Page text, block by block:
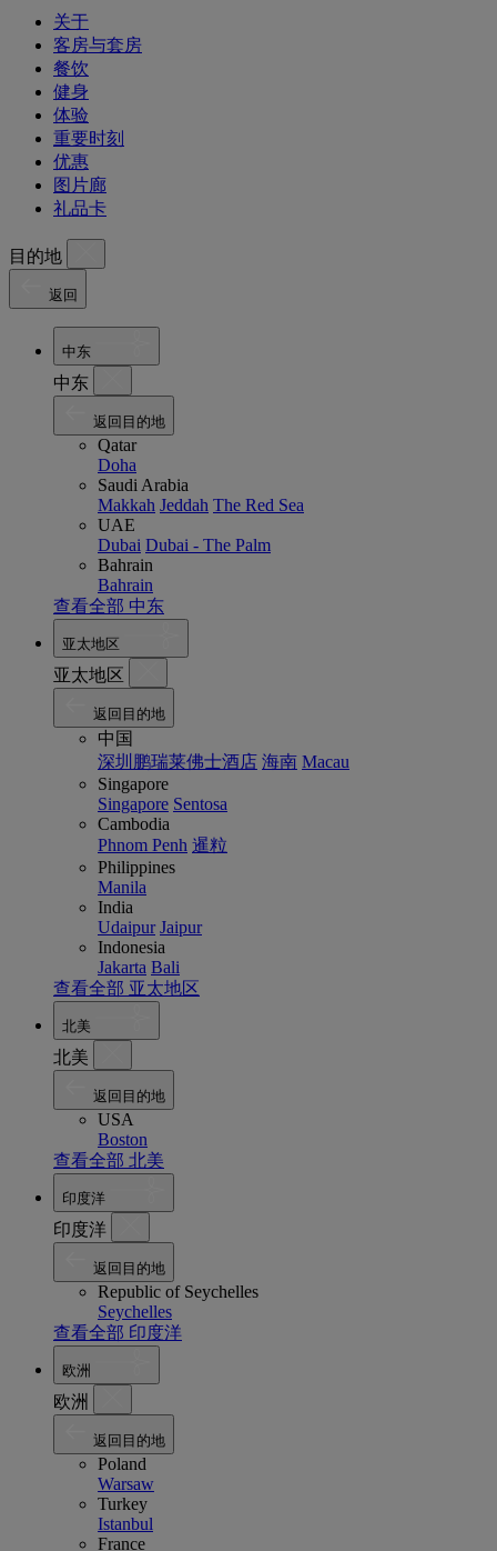
关于
客房与套房
餐饮
健身
体验
重要时刻
优惠
图片廊
礼品卡
目的地
返回
中东
中东
返回目的地
Qatar
Doha
Saudi Arabia
Makkah Jeddah The Red Sea
UAE
Dubai Dubai - The Palm
Bahrain
Bahrain
查看全部 中东
亚太地区
亚太地区
返回目的地
中国
深圳鹏瑞莱佛士酒店 海南 Macau
Singapore
Singapore Sentosa
Cambodia
Phnom Penh 暹粒
Philippines
Manila
India
Udaipur Jaipur
Indonesia
Jakarta Bali
查看全部 亚太地区
北美
北美
返回目的地
USA
Boston
查看全部 北美
印度洋
印度洋
返回目的地
Republic of Seychelles
Seychelles
查看全部 印度洋
欧洲
欧洲
返回目的地
Poland
Warsaw
Turkey
Istanbul
France